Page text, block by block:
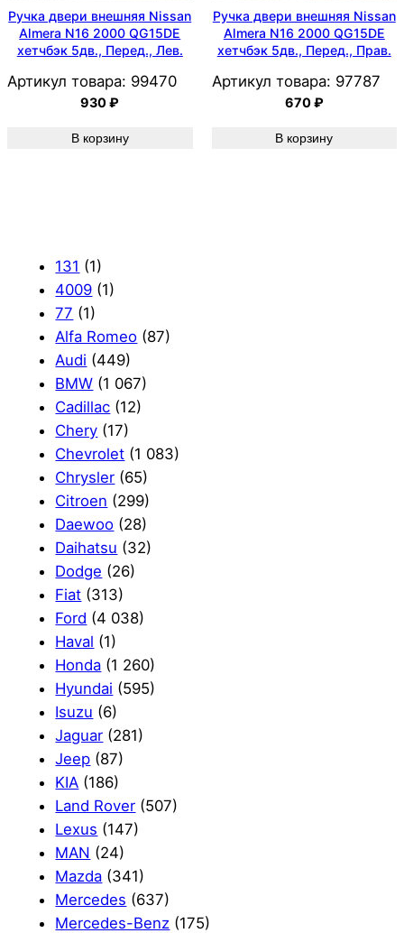
Ручка двери внешняя Nissan
Almera N16 2000 QG15DE
хетчбэк 5дв., Перед., Лев.
Артикул товара: 99470
930₽
В корзину
Ручка двери внешняя Nissan
Almera N16 2000 QG15DE
хетчбэк 5дв., Перед., Прав.
Артикул товара: 97787
670₽
В корзину
131 (1)
4009 (1)
77 (1)
Alfa Romeo (87)
Audi (449)
BMW (1 067)
Cadillac (12)
Chery (17)
Chevrolet (1 083)
Chrysler (65)
Citroen (299)
Daewoo (28)
Daihatsu (32)
Dodge (26)
Fiat (313)
Ford (4 038)
Haval (1)
Honda (1 260)
Hyundai (595)
Isuzu (6)
Jaguar (281)
Jeep (87)
KIA (186)
Land Rover (507)
Lexus (147)
MAN (24)
Mazda (341)
Mercedes (637)
Mercedes-Benz (175)